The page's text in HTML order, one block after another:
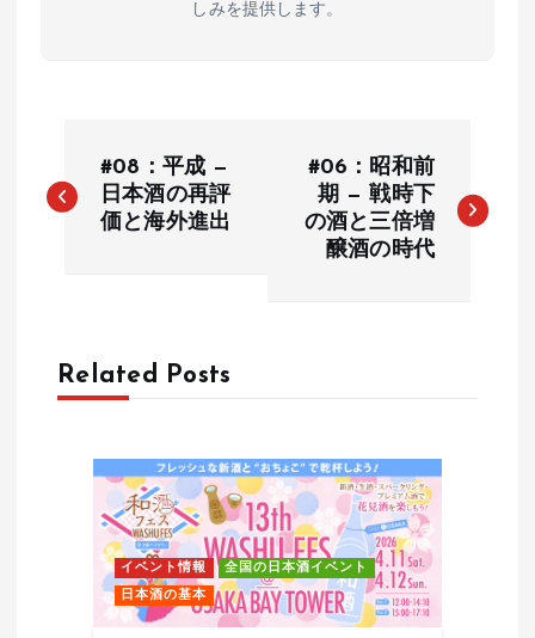
しみを提供します。
稿
ゲ
#08：平成 —
日本酒の再評
価と海外進出
#06：昭和前
期 — 戦時下
の酒と三倍増
醸酒の時代
Related Posts
イベント情報 全国の日本酒イベント
日本酒の基本